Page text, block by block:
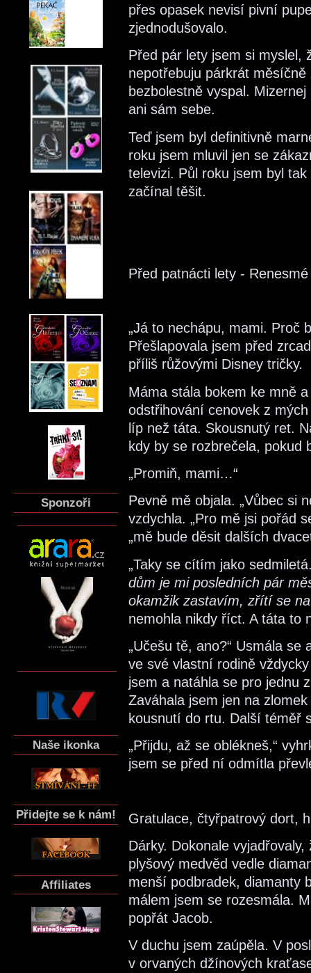
Sponzoři
Naše ikonka
Přidejte se k nám!
Affiliates
přes opasek nevisí pivní
zjednodušovalo.
Před pár lety jsem si myslel,
nepotřebuju párkrát
bezbolestně vyspal.
ani sám sebe.
Teď jsem byl definitivně
roku jsem mluvil jen se
televizi. Půl roku jsem byl
začínal těšit.
Před patnácti lety - Renesmé
„Já to nechápu, mami. Proč
Přešlapovala jsem před
příliš růžovými Disney tričky.
Máma stála bokem ke mně
odstřihování cenovek z
líp než táta. Skousnutý ret.
kdy by se rozbrečela, pokud
„Promiň, mami…“
Pevně mě objala. „Vůbec si
vzdychla. „Pro mě jsi pořád
„mě bude děsit dalších
„Taky se cítím jako
dům je mi posledních pár
okamžik zastavím, zřítí se
nemohla nikdy říct. A táta to
„Učešu tě, ano?“ Usmála
ve své vlastní rodině
jsem a natáhla se pro jednu
Zaváhala jsem jen na
kousnutí do rtu. Další téměř
„Přijdu, až se oblékneš,“
jsem se před ní odmítla
Gratulace, čtyřpatrový dort,
Dárky. Dokonale
plyšový medvěd vedle
menší podbradek, diamanty
málem jsem se rozesmála.
popřát Jacob.
V duchu jsem zaúpěla. V
v orvaných džínových